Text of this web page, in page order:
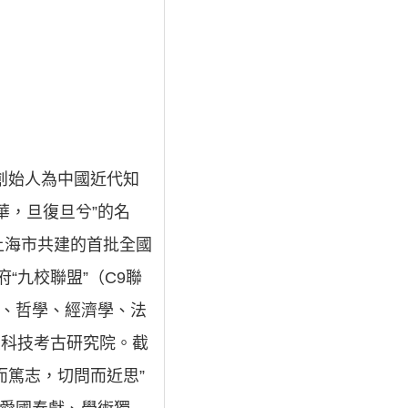
人為中國近代知
，旦復旦兮”的名
市共建的首批全國
“九校聯盟”（C9聯
哲學、經濟學、法
技考古研究院。截
志，切問而近思”